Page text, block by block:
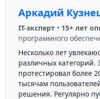
Аркадий
IT-эксперт • 15+ лет
программного
Несколько лет
различных категорий.
протестировал более
тысячам
решения. Регулярно